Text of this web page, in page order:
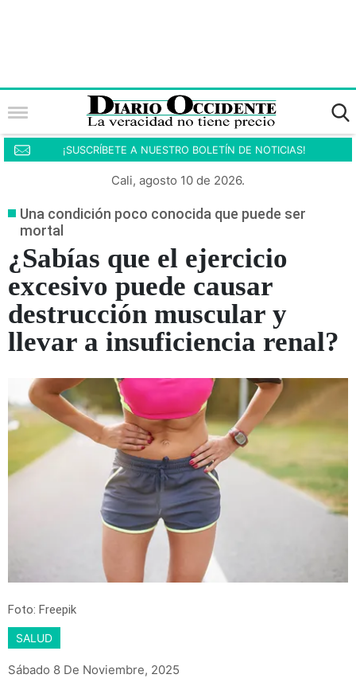
¡SUSCRÍBETE A NUESTRO BOLETÍN DE NOTICIAS!
Cali, agosto 10 de 2026.
Una condición poco conocida que puede ser
mortal
¿Sabías que el ejercicio
excesivo puede causar
destrucción muscular y
llevar a insuficiencia renal?
Foto: Freepik
SALUD
Sábado 8 De Noviembre, 2025